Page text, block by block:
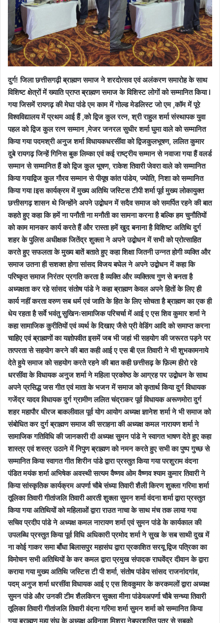
दुर्ग! जिला छत्तीसगढ़ी ब्राह्मण समाज ने शरदोत्सव एवं अलंकरण समारोह के साथ
विशिष्ट क्षेत्रों में ख्याति प्राप्त ब्राह्मण समाज के विशिस्ट लोगों को सम्मानित किया l
गया जिसमें रायगढ़ की मेघा पांडे एम काम में गोल्ड मेडलिस्ट जो एम ,कॉम में पूरे
विश्वविद्यालय में प्रथम आई हैं ,को द्विज कुल रत्न, श्री राहुल शर्मा संस्थापक युवा
पहल को द्विज कुल रत्न सम्मान ,मेजर जनरल सुधीर शर्मा घुमा वाले को सम्मानित
किया गया पदमश्री अनुज शर्मा विधायकधरसींवा को द्विजकुलभूषण, ललित कुमार
दुबे रायगढ़ जिन्हें गिनिस बुक लिम्का एवं कई राष्ट्रीय सम्मान से नवाजा गया हैं वलर्ड
सम्मान से सम्मानित हैं को द्विज कुल भूषण, राकेश तिवारी जेवरा वाले को सम्मानित
किया गयाद्विज कुल गौरव सम्मान से पीयूष कांत पांडेय, ज्योति, निशा को सम्मानित
किया गया lइस कार्यक्रम में मुख्य अतिथि जस्टिस टीपी शर्मा पूर्व मुख्य लोकायुक्त
छत्तीसगढ़ शासन थे जिन्होंने अपने उद्बोधन में सदैव समाज को समर्पित रहने की बात
कहते हुए कहा कि हमें ना पनौती ना मनौती का सामना करना है बल्कि हम चुनौतियों
को काम मानकर कार्य करते हैं और रास्ता हमें खुद बनाना है विशिष्ट अतिथि दुर्ग
शहर के पुलिस अधीक्षक जितेंद्र शुक्ला ने अपने उद्बोधन में सभी को प्रोत्साहित
करते हुए सफलता के मुख्य बातें बताते हुए कहा शिक्षा जितनी उन्नत होगी व्यक्ति और
समाज उतना ही सशक्त होगा सांसद विजय बघेल ने अपने उद्बोधन में कहा कि
परिष्कृत समाज निरंतर प्रगति करता है व्यक्ति और व्यक्तित्व गुण से बनता है
अध्यक्षता कर रहे सांसद संतोष पांडे ने कहा ब्राह्मण केवल अपने हितों के लिए ही
कार्य नहीं करता वरुण सब धर्म एवं जाति के हित के लिए सोचता है ब्राह्मण का एक ही
धेय रहता है सर्वे भवंतु सुखिनःसामाजिक परिचर्चा में आई ए एस शिव कुमार शर्मा ने
कहा सामाजिक कुरीतियों एवं व्यर्थ के दिखाए जैसे प्री वेडिंग आदि को समाप्त करना
चाहिए एवं ब्राह्मणों का यज्ञोपवीत इसमें जब भी जहां भी सहयोग की जरूरत पड़ने पर
तत्परता से सहयोग करने की बात कही आई ए एस बी एल तिवारी ने भी शुभकामनाये
देते हुये समाज को सहयोग करते रहने की बात कही छत्तीसढ़ के फ़िल्म हीरो रहे
धरसींवा के विधायक अनुज शर्मा ने महिला प्रकोष्ठ के आग्रह पर उद्बोधन के साथ
अपने प्रसिद्ध जस गीत एवं माता के भजन में समाज को कृतार्थ किया दुर्ग विधायक
गजेंद्र यादव विधायक दुर्ग ग्रामीण ललित चंद्राकर पूर्व विधायक अरूणमोरा दुर्ग
शहर महापौर धीरज बाकलीवाल पूर्व योग आयोग अध्यक्ष ज्ञानेश शर्मा ने भी समाज को
संबोधित कर दुर्ग ब्राह्मण समाज की सराहना की अध्यक्ष कमल नारायण शर्मा ने
सामाजिक गतिविधि की जानकारी दी अध्यक्ष सुमन पांडे ने स्वागत भाषण देते हुए कहा
शास्त्र एवं शस्त्र उठाने में निपुण ब्राह्मण को नमन करते हुए सभी का पुष्प गुच्छ से
सम्मानित किया स्वागत गीत शिरीन पांडे द्वारा प्रस्तुत किया गया परशुराम वंदना
पंडित मयंक शर्मा अभिषेक अवस्थी सत्यम वैष्णव ओम वैष्णव श्याम कुमार तिवारी ने
किया सांस्कृतिक कार्यक्रम अपर्णा चौबे संध्या तिवारी शैली किरण शुक्ला गरिमा शर्मा
तूलिका तिवारी गीतांजलि तिवारी आरती शुक्ला सुमन शर्मा वंदना शर्मा द्वारा प्रस्तुत
किया गया अतिथियों को महिलाओं द्वारा राउत नाचा के साथ मंच तक लाया गया
सचिव प्रदीप पांडे ने अध्यक्ष कमल नारायण शर्मा एवं सुमन पांडे के कार्यकाल की
उपलब्धि प्रस्तुत किया पूर्व विधि अधिकारी प्रमोद शर्मा ने सुख के सब साथी दुख में
ना कोई गाकर समा बाँधा बिलासपुर महासंघ द्वारा प्रकाशित सरयू द्विज पत्रिका का
विमोचन सभी अतिथियों के कर कमल द्वारा प्रमुख संपादक राघवेंद्र दीवान के द्वारा
कराया गया मुख्य अतिथि जस्टिस टी पी शर्मा, संतोष पांडेय सांसद राजनांदगांव,
पदम् अनुज शर्मा धरसींवा विधायक आई ए एस शिवकुमार के करकमलों द्वारा अध्यक्ष
सुमन पांडे और उनकी टीम शैलकिरन सुक्ला मीना पांडेयअपर्णा चौबे सन्ध्या तिवारी
तूलिका तिवारी गीतांजलि तिवारी वंदना गरिमा शर्मा सुमन शर्मा को सम्मानित किया
गया ब्राह्मण महा संघ के अध्यक्ष अविनाश मिश्रा नेबप्रशस्ति पत्र से सबको